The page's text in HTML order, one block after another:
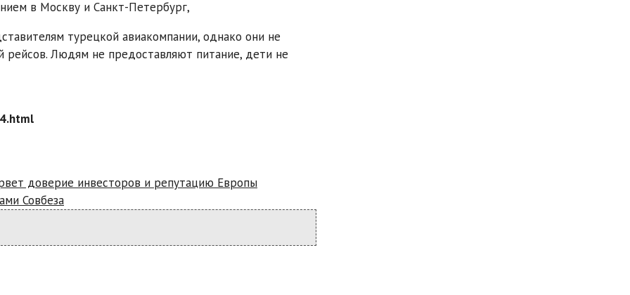
в Москву и Санкт-Петербург,
турецкой авиакомпании, однако они не
Людям не предоставляют питание, дети не
доверие инвесторов и репутацию Европы
Совбеза